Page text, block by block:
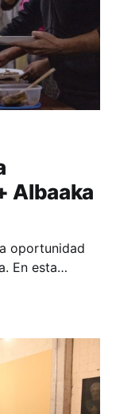
Albaaka
oportunidad
En esta
Aurora, su
la